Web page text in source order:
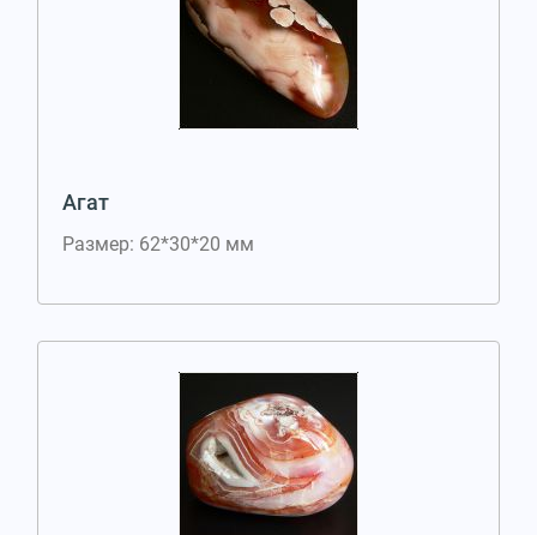
Агат
Размер: 62*30*20 мм